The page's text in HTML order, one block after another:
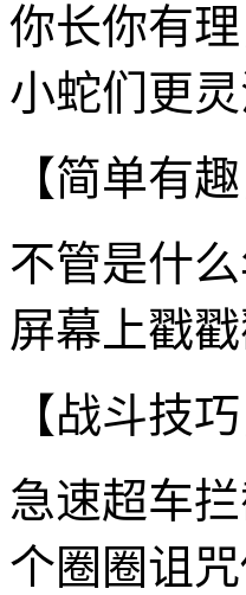
你长你有
小蛇们更
【简单有
不管是什
屏幕上戳
【战斗技
急速超车
个圈圈诅